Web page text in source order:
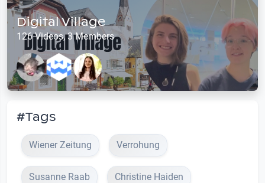
Digital Village
126 Videos, 3 Members
#Tags
Wiener Zeitung Verrohung
Susanne Raab Christine Haiden